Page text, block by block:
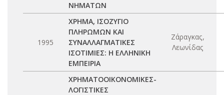
ΝΗΜΑΤΩΝ
1995
ΧΡΗΜΑ, ΙΣΟΖΥΓΙΟ
ΠΛΗΡΩΜΩΝ ΚΑΙ
ΣΥΝΑΛΛΑΓΜΑΤΙΚΕΣ
ΙΣΟΤΙΜΙΕΣ: Η ΕΛΛΗΝΙΚΗ
ΕΜΠΕΙΡΙΑ
Ζάραγκας,
Λεωνίδας
ΧΡΗΜΑΤΟΟΙΚΟΝΟΜΙΚΕΣ-
ΛΟΓΙΣΤΙΚΕΣ